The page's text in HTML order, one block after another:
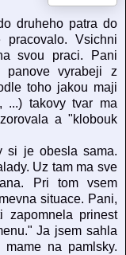
druheho patra do
Vsichni
svou praci. Pani
panove vyrabeji z
toho jakou maji
...) takovy tvar ma
a "klobouk
si je obesla sama.
Uz tam ma sve
Pri tom vsem
situace. Pani,
prinest
Ja jsem sahla
na pamlsky.